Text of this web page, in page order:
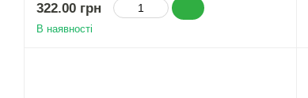
322.00 грн
В наявності